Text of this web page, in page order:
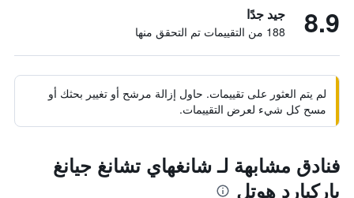
8.9 جيد جدًا
188 من التقييمات تم التحقق منها
لم يتم العثور على تقييمات. حاول إزالة مرشح أو تغيير بحثك أو
مسح كل شيء لعرض التقييمات.
فنادق مشابهة لـ شانغهاي تشانغ جيانغ
باركيارد هوتل